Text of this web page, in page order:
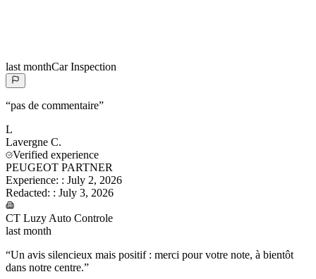
last monthCar Inspection
“pas de commentaire”
L
Lavergne C.
Verified experience
PEUGEOT PARTNER
Experience: : July 2, 2026
Redacted: : July 3, 2026
CT Luzy Auto Controle
last month
“Un avis silencieux mais positif : merci pour votre note, à bientôt
dans notre centre.”